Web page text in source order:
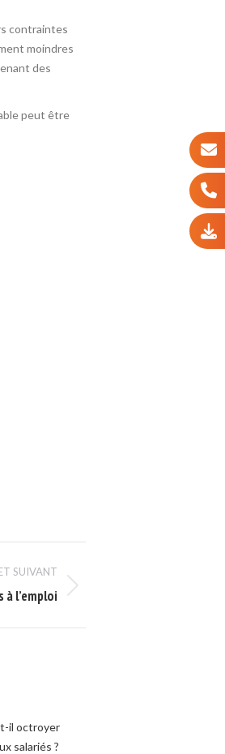
contraintes
moindres
des
peut être
SUIVANT
l’emploi
il octroyer
salariés ?